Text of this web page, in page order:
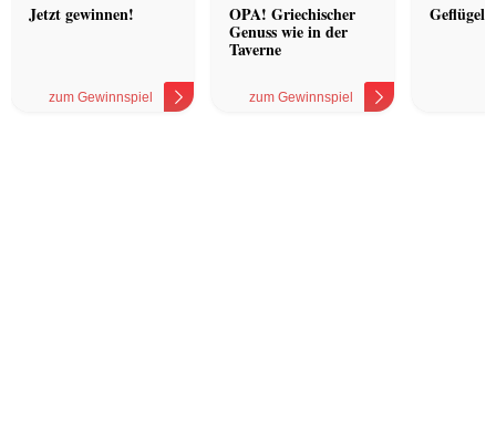
Jetzt gewinnen!
zum Gewinnspiel
OPA! Griechischer
Genuss wie in der
Taverne
zum Gewinnspiel
Geflügel